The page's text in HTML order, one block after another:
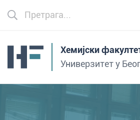
Хемијски
Универзитет у